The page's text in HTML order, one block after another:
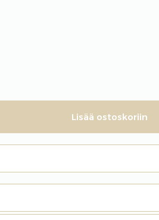
Lisää ostoskoriin